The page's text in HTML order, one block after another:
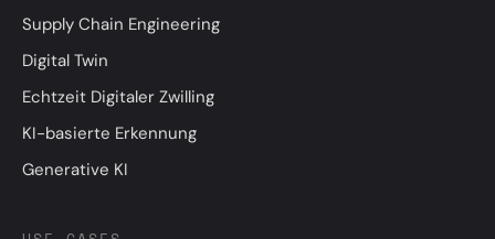
Supply Chain Engineering
Digital Twin
Echtzeit Digitaler Zwilling
KI-basierte Erkennung
Generative KI